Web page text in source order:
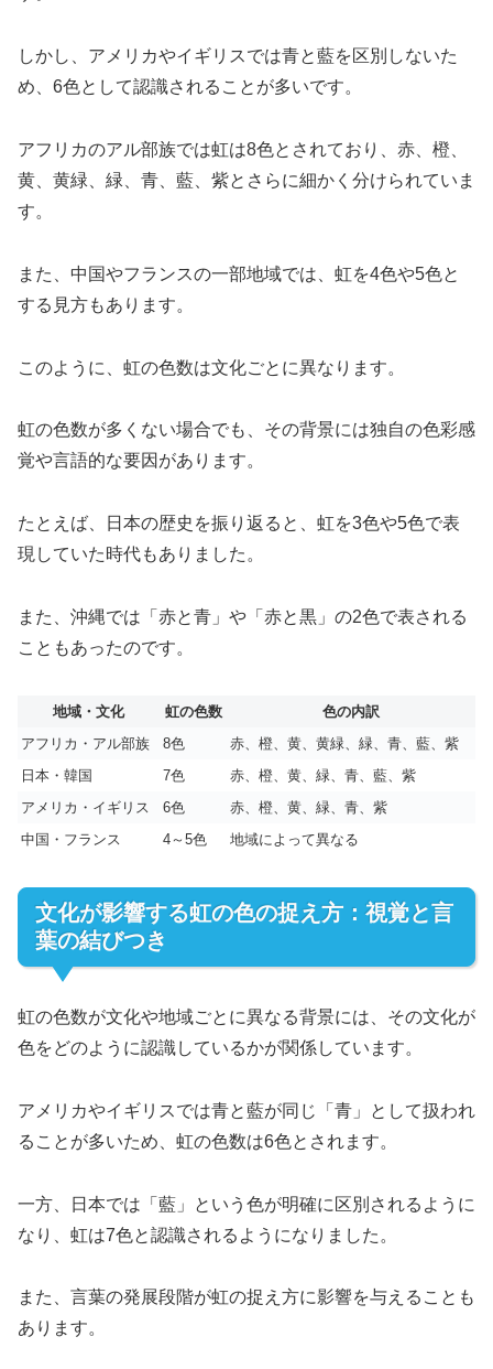
しかし、アメリカやイギリスでは青と藍を区別しないた
め、6色として認識されることが多いです。
アフリカのアル部族では虹は8色とされており、赤、橙、
黄、黄緑、緑、青、藍、紫とさらに細かく分けられていま
す。
また、中国やフランスの一部地域では、虹を4色や5色と
する見方もあります。
このように、虹の色数は文化ごとに異なります。
虹の色数が多くない場合でも、その背景には独自の色彩感
覚や言語的な要因があります。
たとえば、日本の歴史を振り返ると、虹を3色や5色で表
現していた時代もありました。
また、沖縄では「赤と青」や「赤と黒」の2色で表される
こともあったのです。
地域・文化 虹の色数
色の内訳
アフリカ・アル部族
8色
赤、橙、黄、黄緑、緑、青、藍、紫
日本・韓国
7色
赤、橙、黄、緑、青、藍、紫
アメリカ・イギリス
6色
赤、橙、黄、緑、青、紫
中国・フランス
4～5色 地域によって異なる
文化が影響する虹の色の捉え方：視覚と言
葉の結びつき
虹の色数が文化や地域ごとに異なる背景には、その文化が
色をどのように認識しているかが関係しています。
アメリカやイギリスでは青と藍が同じ「青」として扱われ
ることが多いため、虹の色数は6色とされます。
一方、日本では「藍」という色が明確に区別されるように
なり、虹は7色と認識されるようになりました。
また、言葉の発展段階が虹の捉え方に影響を与えることも
あります。